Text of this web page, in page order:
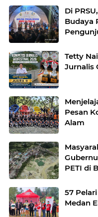
Di
Budaya
Tetty
Jurnalis
Pesan
Alam
PETI di
57
Medan